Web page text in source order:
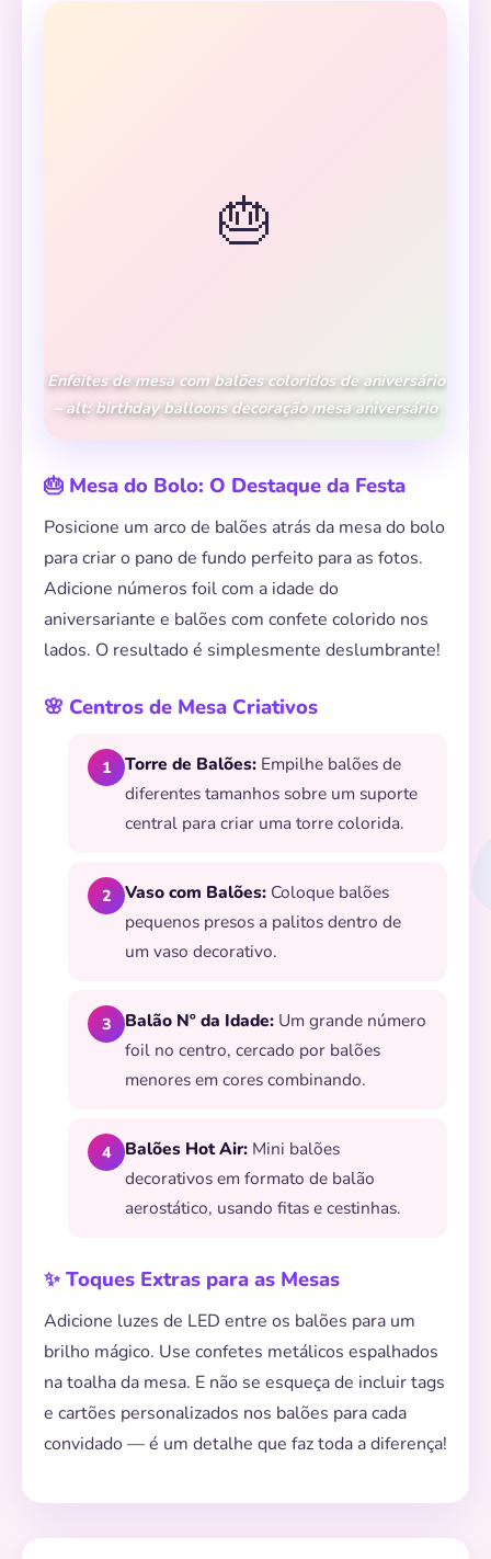
⭐
🎂
Enfeites de mesa com balões coloridos de aniversário
– alt: birthday balloons decoração mesa aniversário
🎂 Mesa do Bolo: O Destaque da Festa
Posicione um arco de balões atrás da mesa do bolo
para criar o pano de fundo perfeito para as fotos.
Adicione números foil com a idade do
aniversariante e balões com confete colorido nos
lados. O resultado é simplesmente deslumbrante!
🌸 Centros de Mesa Criativos
1 Torre de Balões: Empilhe balões de
diferentes tamanhos sobre um suporte
central para criar uma torre colorida.
2 Vaso com Balões: Coloque balões
pequenos presos a palitos dentro de
um vaso decorativo.
3 Balão Nº da Idade: Um grande número
foil no centro, cercado por balões
menores em cores combinando.
4 Balões Hot Air: Mini balões
decorativos em formato de balão
aerostático, usando fitas e cestinhas.
✨ Toques Extras para as Mesas
Adicione luzes de LED entre os balões para um
brilho mágico. Use confetes metálicos espalhados
na toalha da mesa. E não se esqueça de incluir tags
e cartões personalizados nos balões para cada
convidado — é um detalhe que faz toda a diferença!